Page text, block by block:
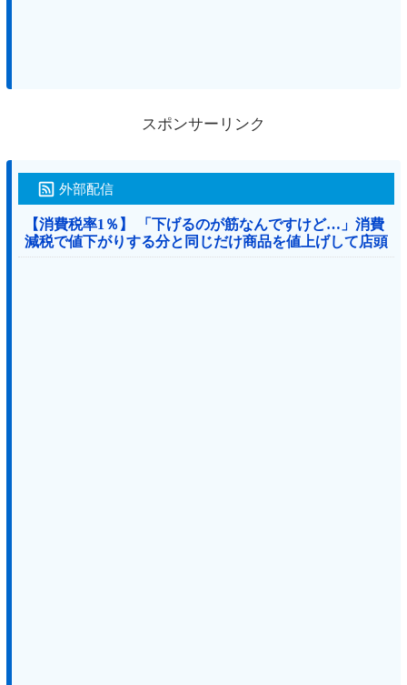
スポンサーリンク
外部配信
【消費税率1％】 「下げるのが筋なんですけど…」消費
減税で値下がりする分と同じだけ商品を値上げして店頭
価格を変えない店も